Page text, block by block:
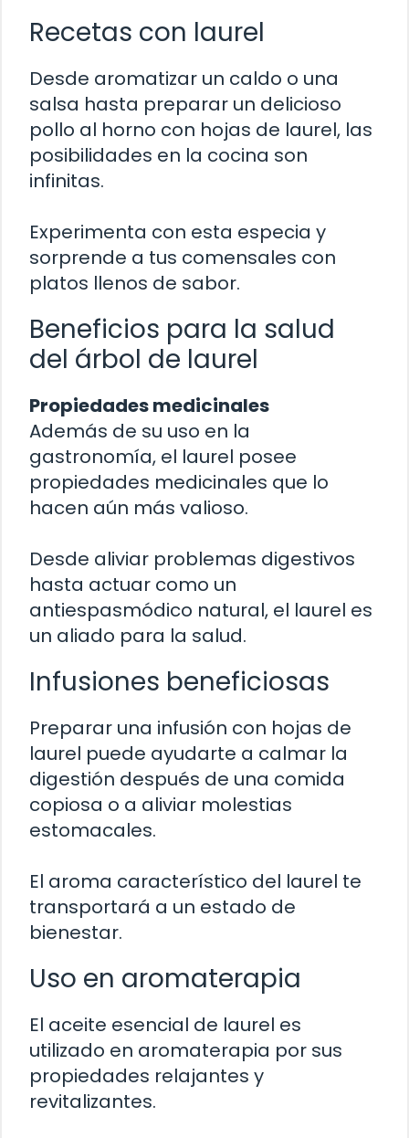
Recetas con laurel
Desde aromatizar un caldo o una
salsa hasta preparar un delicioso
pollo al horno con hojas de laurel, las
posibilidades en la cocina son
infinitas.
Experimenta con esta especia y
sorprende a tus comensales con
platos llenos de sabor.
Beneficios para la salud
del árbol de laurel
Propiedades medicinales
Además de su uso en la
gastronomía, el laurel posee
propiedades medicinales que lo
hacen aún más valioso.
Desde aliviar problemas digestivos
hasta actuar como un
antiespasmódico natural, el laurel es
un aliado para la salud.
Infusiones beneficiosas
Preparar una infusión con hojas de
laurel puede ayudarte a calmar la
digestión después de una comida
copiosa o a aliviar molestias
estomacales.
El aroma característico del laurel te
transportará a un estado de
bienestar.
Uso en aromaterapia
El aceite esencial de laurel es
utilizado en aromaterapia por sus
propiedades relajantes y
revitalizantes.